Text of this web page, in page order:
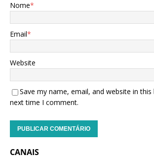
Nome*
Email*
Website
Save my name, email, and website in
next time I comment.
CANAIS